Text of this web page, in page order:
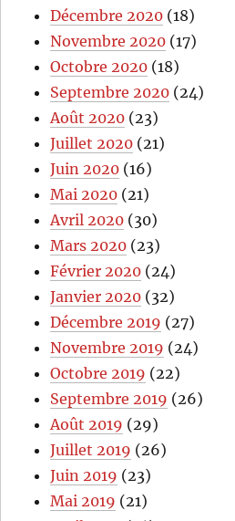
Décembre 2020 (18)
Novembre 2020 (17)
Octobre 2020 (18)
Septembre 2020 (24)
Août 2020 (23)
Juillet 2020 (21)
Juin 2020 (16)
Mai 2020 (21)
Avril 2020 (30)
Mars 2020 (23)
Février 2020 (24)
Janvier 2020 (32)
Décembre 2019 (27)
Novembre 2019 (24)
Octobre 2019 (22)
Septembre 2019 (26)
Août 2019 (29)
Juillet 2019 (26)
Juin 2019 (23)
Mai 2019 (21)